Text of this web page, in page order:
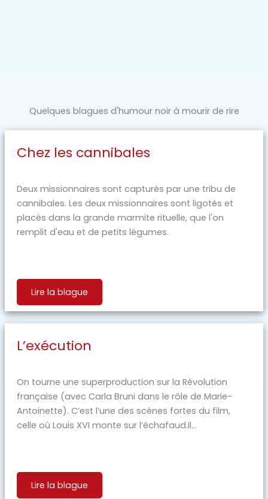
Quelques blagues d'humour noir à mourir de rire
Chez les cannibales
Deux missionnaires sont capturés par une tribu de
cannibales. Les deux missionnaires sont ligotés et
placés dans la grande marmite rituelle, que l'on
remplit d'eau et de petits légumes.
Lire la blague
L’exécution
On tourne une superproduction sur la Révolution
française (avec Carla Bruni dans le rôle de Marie-
Antoinette). C’est l’une des scènes fortes du film,
celle où Louis XVI monte sur l’échafaud.Il...
Lire la blague